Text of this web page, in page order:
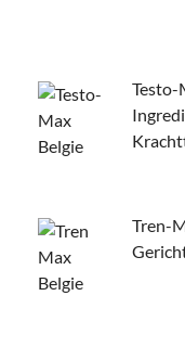
Testo-
Tren-